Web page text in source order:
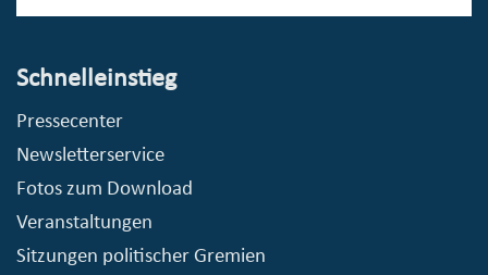
Schnelleinstieg
Pressecenter
Newsletterservice
Fotos zum Download
Veranstaltungen
Sitzungen politischer Gremien